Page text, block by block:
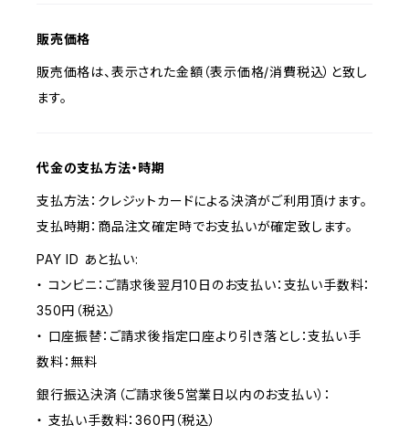
販売価格
販売価格は、表示された金額（表示価格/消費税込）と致し
ます。
代金の支払方法・時期
支払方法：クレジットカードによる決済がご利用頂けます。
支払時期：商品注文確定時でお支払いが確定致します。
PAY ID あと払い:
・ コンビニ：ご請求後翌月10日のお支払い：支払い手数料：
350円（税込）
・ 口座振替：ご請求後指定口座より引き落とし：支払い手
数料：無料
銀行振込決済（ご請求後5営業日以内のお支払い）：
・ 支払い手数料：360円（税込）